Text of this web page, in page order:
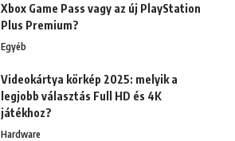
Xbox Game Pass vagy az új PlayStation
Plus Premium?
Egyéb
Videokártya körkép 2025: melyik a
legjobb választás Full HD és 4K
játékhoz?
Hardware